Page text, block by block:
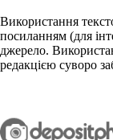
Використання
посиланням (для
джерело.
редакцією суворо